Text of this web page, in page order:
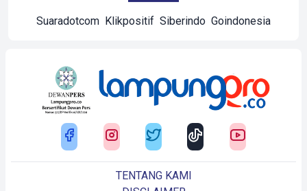
Suaradotcom Klikpositif Siberindo Goindonesia
TENTANG KAMI